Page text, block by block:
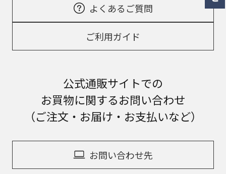
よくあるご質問
ご利用ガイド
公式通販サイトでの
お買物に関するお問い合わせ
（ご注文・お届け・お支払いなど）
お問い合わせ先